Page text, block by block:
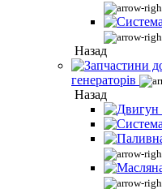
Назад
генераторів
Назад